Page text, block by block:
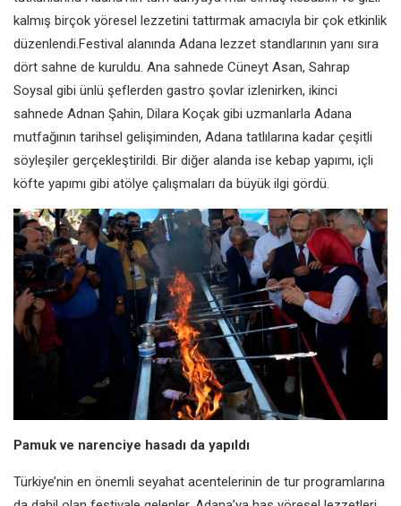
kalmış birçok yöresel lezzetini tattırmak amacıyla bir çok etkinlik
düzenlendi.Festival alanında Adana lezzet standlarının yanı sıra
dört sahne de kuruldu. Ana sahnede Cüneyt Asan, Sahrap
Soysal gibi ünlü şeflerden gastro şovlar izlenirken, ikinci
sahnede Adnan Şahin, Dilara Koçak gibi uzmanlarla Adana
mutfağının tarihsel gelişiminden, Adana tatlılarına kadar çeşitli
söyleşiler gerçekleştirildi. Bir diğer alanda ise kebap yapımı, içli
köfte yapımı gibi atölye çalışmaları da büyük ilgi gördü.
Pamuk ve narenciye hasadı da yapıldı
Türkiye’nin en önemli seyahat acentelerinin de tur programlarına